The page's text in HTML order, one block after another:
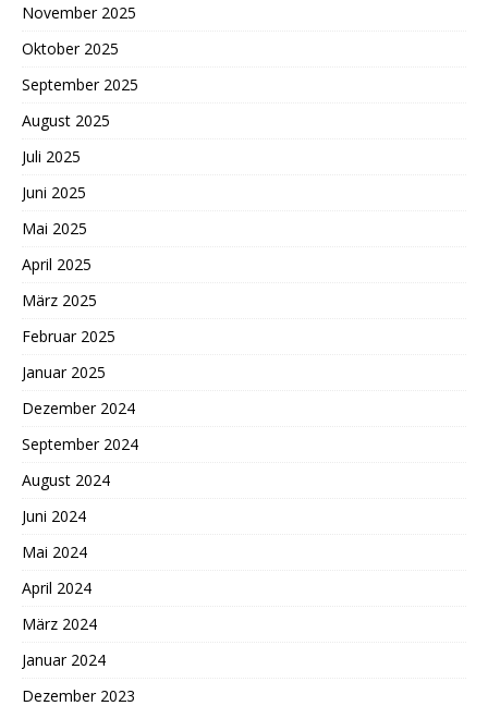
November 2025
Oktober 2025
September 2025
August 2025
Juli 2025
Juni 2025
Mai 2025
April 2025
März 2025
Februar 2025
Januar 2025
Dezember 2024
September 2024
August 2024
Juni 2024
Mai 2024
April 2024
März 2024
Januar 2024
Dezember 2023